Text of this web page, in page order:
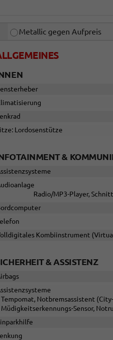
Metallic gegen Aufpreis
Lordosenstütze
&
Radio/MP3-Player,
Kombiinstrument
& ASSISTENZ
Tempomat, Notbremsassistent
Müdigkeitserkennungs-Sensor,